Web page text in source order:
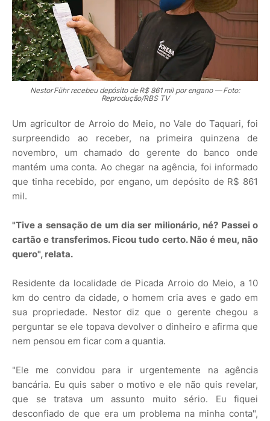
Nestor Führ recebeu depósito de R$ 861 mil por engano — Foto:
Reprodução/RBS TV
Um agricultor de Arroio do Meio, no Vale do Taquari, foi
surpreendido ao receber, na primeira quinzena de
novembro, um chamado do gerente do banco onde
mantém uma conta. Ao chegar na agência, foi informado
que tinha recebido, por engano, um depósito de R$ 861
mil.
"Tive a sensação de um dia ser milionário, né? Passei o
cartão e transferimos. Ficou tudo certo. Não é meu, não
quero", relata.
Residente da localidade de Picada Arroio do Meio, a 10
km do centro da cidade, o homem cria aves e gado em
sua propriedade. Nestor diz que o gerente chegou a
perguntar se ele topava devolver o dinheiro e afirma que
nem pensou em ficar com a quantia.
"Ele me convidou para ir urgentemente na agência
bancária. Eu quis saber o motivo e ele não quis revelar,
que se tratava um assunto muito sério. Eu fiquei
desconfiado de que era um problema na minha conta",